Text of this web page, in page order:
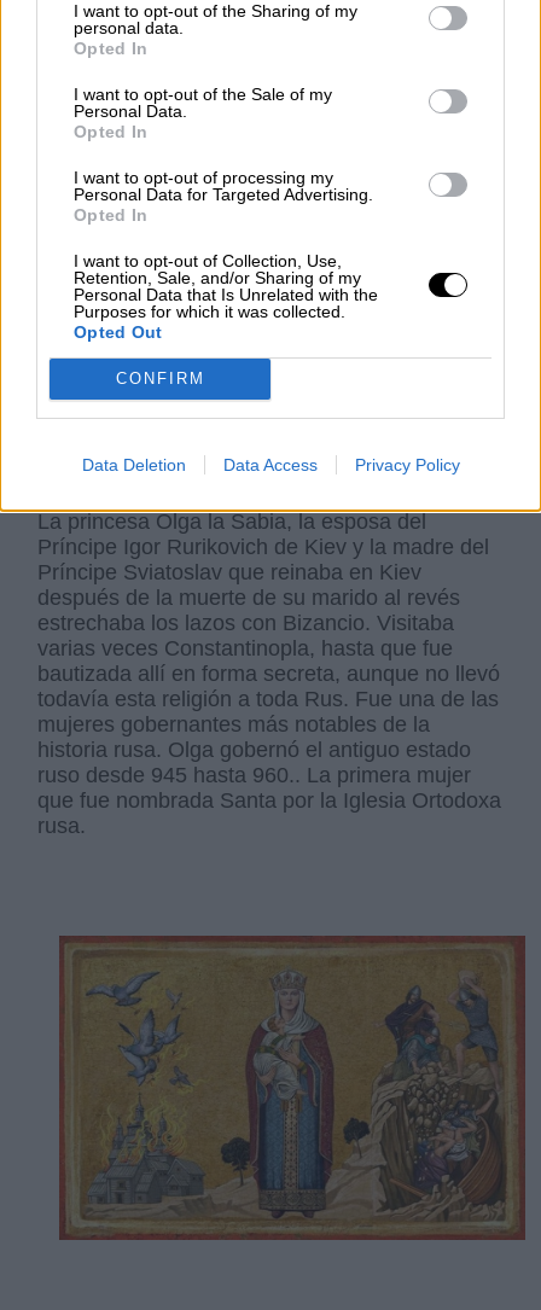
I want to opt-out of the Sharing of my
personal data.
Opted In
I want to opt-out of the Sale of my
Personal Data.
Opted In
I want to opt-out of processing my
Personal Data for Targeted Advertising.
Opted In
I want to opt-out of Collection, Use,
Retention, Sale, and/or Sharing of my
Personal Data that Is Unrelated with the
Purposes for which it was collected.
Opted Out
CONFIRM
Data Deletion Data Access Privacy Policy
no podían pasar el invierno en Bizancio, pero
Rusia se vio obligada a asumir compromisos
en Crimea con capital en Quersoneso) y no
permitir que los búlgaros estuvieran allí. Claro
que esto es una versión de los cronistas y
después de historiadores rusos. En los libros
históricos del propio Bizancio o las
investigaciones posteriores europeos estos
este artículo para anotar que a veces los
hechos históricos se interpretan en los intereses
de las élites que dominaron en este momento
en este parte del mundo. Tomemos nota que el
aquella época rusos invadieron Bizancio para
solucionar algunas problemas o disputas
existentes y nunca para conquistar y ocuparlo
La princesa Olga la Sabia, la esposa del
Príncipe Igor Rurikovich de Kiev y la madre del
Príncipe Sviatoslav que reinaba en Kiev
después de la muerte de su marido al revés
estrechaba los lazos con Bizancio. Visitaba
varias veces Constantinopla, hasta que fue
bautizada allí en forma secreta, aunque no llevó
todavía esta religión a toda Rus. Fue una de las
mujeres gobernantes más notables de la
historia rusa. Olga gobernó el antiguo estado
ruso desde 945 hasta 960.. La primera mujer
que fue nombrada Santa por la Iglesia Ortodoxa
rusa.